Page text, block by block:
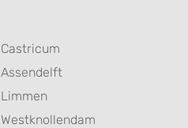
Castricum
Assendelft
Limmen
Westknollendam